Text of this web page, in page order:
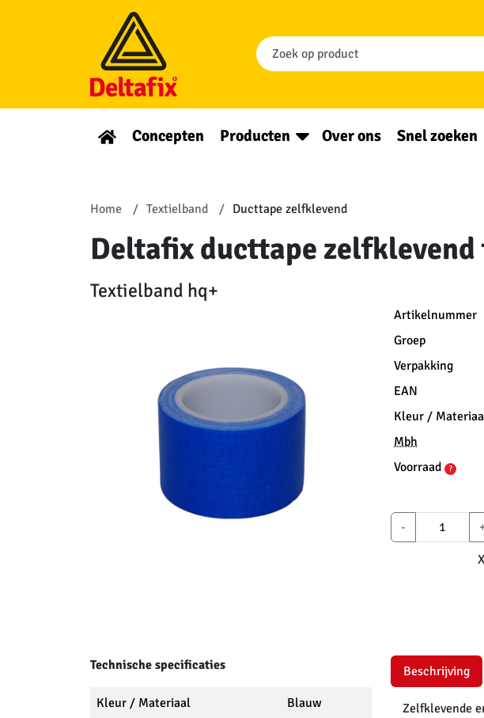
Concepten Producten Over ons Snel zoeken
Home Textielband Ducttape zelfklevend
Deltafix ducttape
Textielband hq+
Artikelnummer
Groep
Verpakking
EAN
Kleur /
Mbh
Voorraad
?
-
Technische specificaties
Kleur / Materiaal Blauw
Beschrijving
Zelfklevende